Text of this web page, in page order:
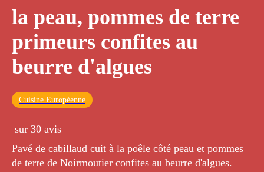
la peau, pommes de terre
primeurs confites au
beurre d'algues
Cuisine Européenne
sur 30 avis
Pavé de cabillaud cuit à la poêle côté peau et pommes
de terre de Noirmoutier confites au beurre d'algues.